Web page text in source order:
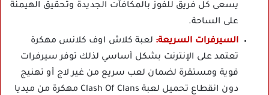
يسعى كل فريق للفوز بالمكافآت الجديدة وتحقيق الهيمنة
على الساحة.
السيرفرات السريعة: لعبة كلاش اوف كلانس مهكرة
تعتمد على الإنترنت بشكل أساسي لذلك توفر سيرفرات
قوية ومستقرة لضمان لعب سريع من غير لاج أو تهنيج
دون انقطاع تحميل لعبة Clash Of Clans مهكرة من ميديا